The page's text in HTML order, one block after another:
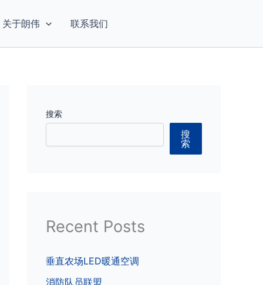
关于朗伟 联系我们
搜索
搜
索
Recent Posts
垂直农场LED暖通空调
消防队员联盟